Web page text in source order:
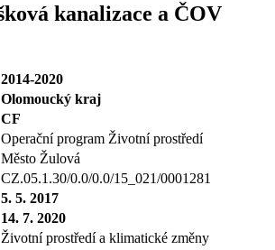
kanalizace a ČOV
2014-2020
Olomoucký kraj
CF
Operační program Životní prostředí
Město Žulová
CZ.05.1.30/0.0/0.0/15_021/0001281
5. 5. 2017
14. 7. 2020
Životní prostředí a klimatické změny